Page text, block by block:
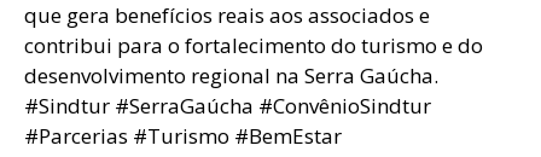
que gera benefícios reais aos associados e
contribui para o fortalecimento do turismo e do
desenvolvimento regional na Serra Gaúcha.
#Sindtur #SerraGaúcha #ConvênioSindtur
#Parcerias #Turismo #BemEstar